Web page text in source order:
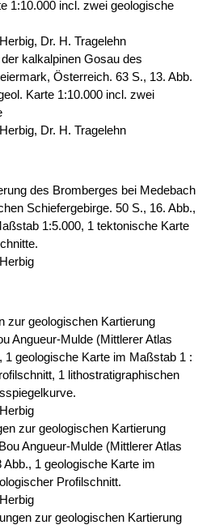
1:10.000 incl. zwei geologische
Dr. H. Tragelehn
kalkalpinen Gosau des
Österreich. 63 S., 13. Abb.
Karte 1:10.000 incl. zwei
Dr. H. Tragelehn
des Bromberges bei Medebach
Schiefergebirge. 50 S., 16. Abb.,
1:5.000, 1 tektonische Karte
zur geologischen Kartierung
Angueur-Mulde (Mittlerer Atlas
1 geologische Karte im Maßstab 1 :
1 lithostratigraphischen
zur geologischen Kartierung
Angueur-Mulde (Mittlerer Atlas
1 geologische Karte im
Profilschnitt.
zur geologischen Kartierung